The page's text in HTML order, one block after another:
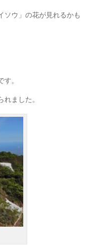
ソウ」の花が見れるかも
。
ました。